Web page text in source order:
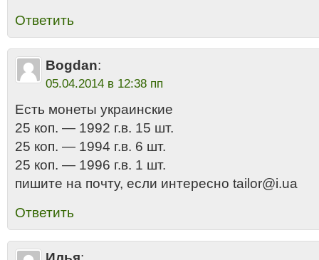
Ответить
Bogdan:
05.04.2014 в 12:38 пп
Есть монеты украинские
25 коп. — 1992 г.в. 15 шт.
25 коп. — 1994 г.в. 6 шт.
25 коп. — 1996 г.в. 1 шт.
пишите на почту, если интересно tailor@i.ua
Ответить